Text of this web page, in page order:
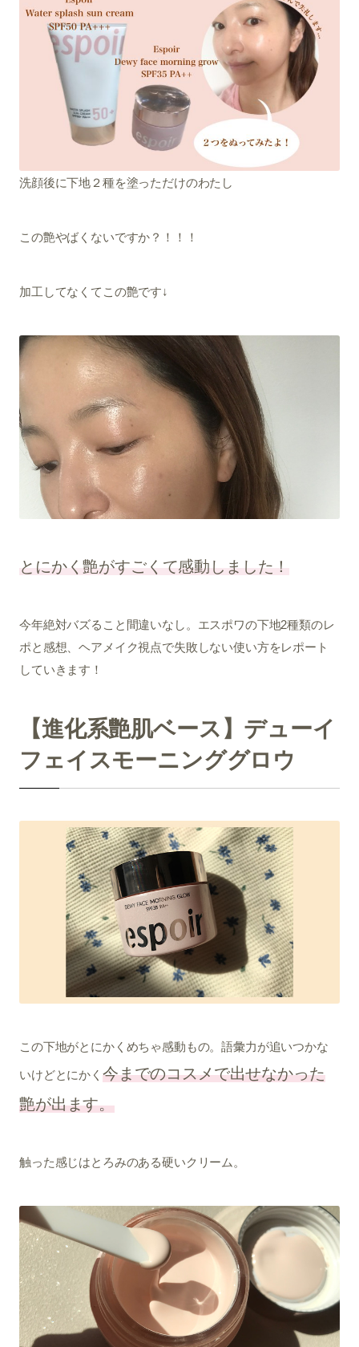
洗顔後に下地２種を塗っただけのわたし
この艶やばくないですか？！！！
加工してなくてこの艶です↓
とにかく艶がすごくて感動しました！
今年絶対バズること間違いなし。エスポワの下地2種類のレ
ポと感想、ヘアメイク視点で失敗しない使い方をレポート
していきます！
【進化系艶肌ベース】デューイ
フェイスモーニンググロウ
この下地がとにかくめちゃ感動もの。語彙力が追いつかな
いけどとにかく 今までのコスメで出せなかった
艶が出ます。
触った感じはとろみのある硬いクリーム。